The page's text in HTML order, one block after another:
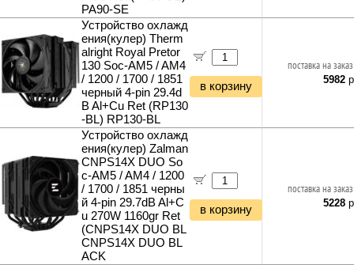
PA90-SE
Устройство охлажд
ения(кулер) Therm
alright Royal Pretor
130 Soc-AM5 / AM4
/ 1200 / 1700 / 1851
черный 4-pin 29.4d
B Al+Cu Ret (RP130
-BL) RP130-BL
в корзину
поставка на
5982
Устройство охлажд
ения(кулер) Zalman
CNPS14X DUO So
c-AM5 / AM4 / 1200
/ 1700 / 1851 черны
й 4-pin 29.7dB Al+C
u 270W 1160gr Ret
(CNPS14X DUO BL
CNPS14X DUO BL
ACK
в корзину
поставка на
5228